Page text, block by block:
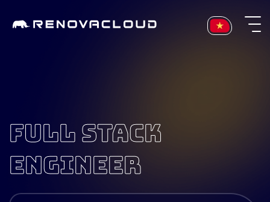
FULL STACK
ENGINEER